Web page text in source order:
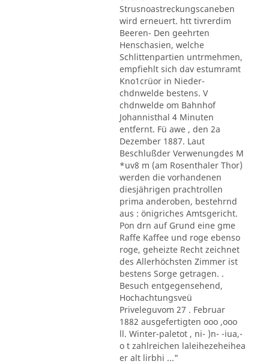
Strusnoastreckungscaneben
wird erneuert. htt tivrerdim
Beeren- Den geehrten
Henschasien, welche
Schlittenpartien untrmehmen,
empfiehlt sich dav estumramt
Kno1crüor in Nieder-
chdnwelde bestens. V
chdnwelde om Bahnhof
Johannisthal 4 Minuten
entfernt. Fü awe , den 2a
Dezember 1887. Laut
Beschlußder Verwenungdes M
*uv8 m (am Rosenthaler Thor)
werden die vorhandenen
diesjährigen prachtrollen
prima anderoben, bestehrnd
aus : önigriches Amtsgericht.
Pon drn auf Grund eine gme
Raffe Kaffee und roge ebenso
roge, geheizte Recht zeichnet
des Allerhöchsten Zimmer ist
bestens Sorge getragen. .
Besuch entgegensehend,
Hochachtungsveü
Priveleguvom 27 . Februar
1882 ausgefertigten ooo ,ooo
ll. Winter-paletot , ni- )n- -iua,-
o t zahlreichen laleihezeheihea
er alt lirbhi ..."